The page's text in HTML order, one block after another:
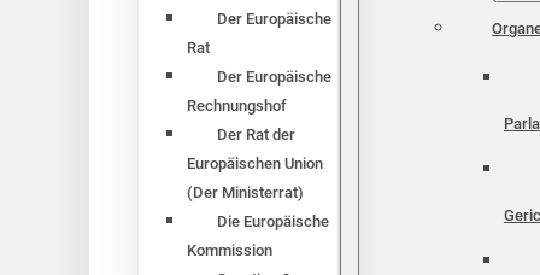
Der Europäische
Rat
Der Europäische
Rechnungshof
Der Rat der
Europäischen Union
(Der Ministerrat)
Die Europäische
Kommission